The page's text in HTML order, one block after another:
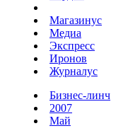
Магазинус
Медиа
Экспресс
Иронов
Журналус
Бизнес-линч
2007
Май